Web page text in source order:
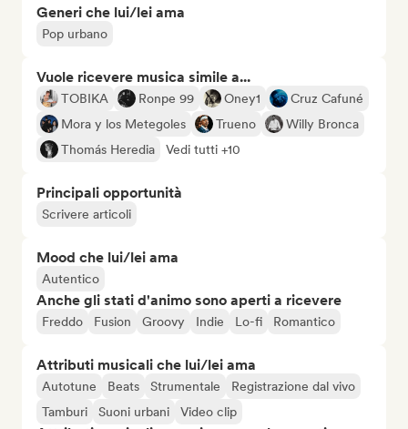
Generi che lui/lei ama
Pop urbano
Vuole ricevere musica simile a...
TOBIKA Ronpe 99 Oney1
Cruz Cafuné
Mora y los Metegoles
Trueno
Willy Bronca
Thomás Heredia
Vedi tutti +10
Principali opportunità
Scrivere articoli
Mood che lui/lei ama
Autentico
Anche gli stati d'animo sono aperti a ricevere
Freddo Fusion Groovy Indie Lo-fi Romantico
Attributi musicali che lui/lei ama
Autotune Beats Strumentale
Registrazione dal vivo
Tamburi
Suoni urbani Video clip